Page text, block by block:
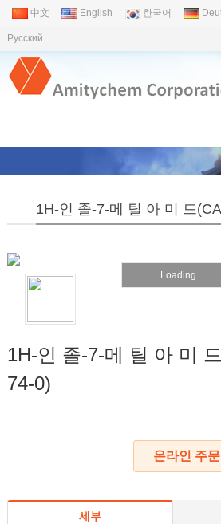
中文 English 한국어
Pусский
1H-인 졸-7-메 틸 아 미 드
Loading...
1H-인 졸-7-메 틸 아 미
74-0)
온라인 주문
세부